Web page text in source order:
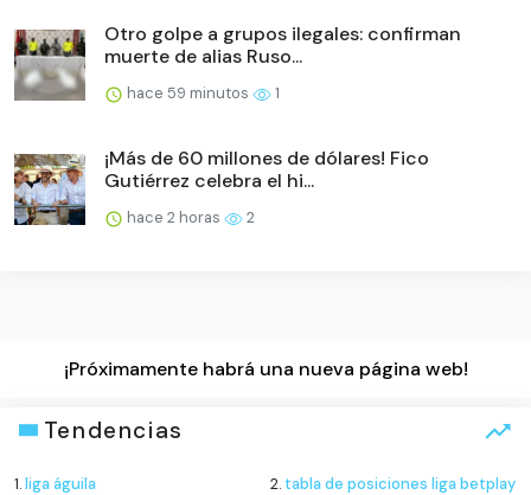
Otro golpe a grupos ilegales: confirman
muerte de alias Ruso...
hace 59 minutos 1
¡Más de 60 millones de dólares! Fico
Gutiérrez celebra el hi...
hace 2 horas 2
¡Próximamente habrá una nueva página web!
Tendencias
1.liga águila 2. tabla de posiciones liga betplay